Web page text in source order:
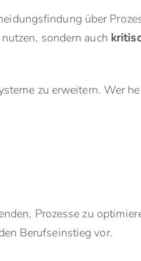
über
sondern auch
zu erweitern. Wer
Prozesse zu
Berufseinstieg vor.